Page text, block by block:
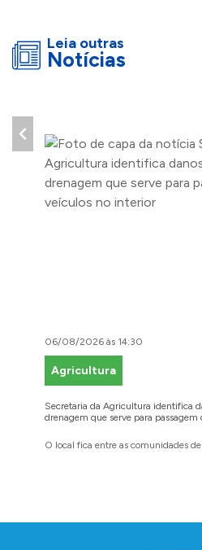
Leia outras
Notícias
06/08/2026 às 14:30
Agricultura
Secretaria da Agricultura identifica
drenagem que serve para
O local fica entre as comunidades